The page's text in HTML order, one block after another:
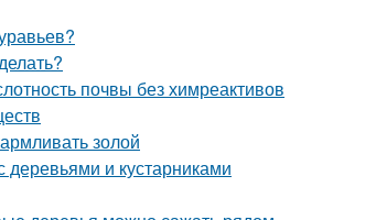
почвы без химреактивов
золой
и кустарниками